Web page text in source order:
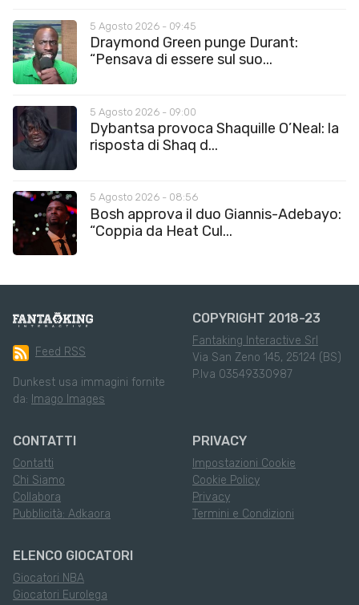
5 Agosto 2026 - 09:45
Draymond Green punge Durant:
“Pensava di essere sul suo...
5 Agosto 2026 - 09:00
Dybantsa provoca Shaquille O’Neal: la
risposta di Shaq d...
5 Agosto 2026 - 08:56
Bosh approva il duo Giannis-Adebayo:
“Coppia da Heat Cul...
Feed RSS
Dunkest usa immagini fornite
da: Imago Images
COPYRIGHT 2018-23
Fantaking Interactive Srl
Via San Zeno 145, 25124 (BS)
P.Iva 03549330987
CONTATTI
Contatti
Chi Siamo
Collabora
Pubblicità: Adkaora
PRIVACY
Impostazioni Cookie
Cookie Policy
Privacy
Termini e Condizioni
ELENCO GIOCATORI
Giocatori NBA
Giocatori Eurolega